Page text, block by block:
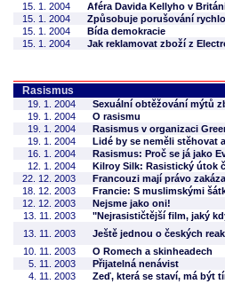
15. 1. 2004
Aféra Davida Kellyho v
15. 1. 2004
Způsobuje porušování
15. 1. 2004
Bída demokracie
15. 1. 2004
Jak reklamovat zboží z
Rasismus
19. 1. 2004
Sexuální obtěžování mýtů
19. 1. 2004
O rasismu
19. 1. 2004
Rasismus v organizaci
19. 1. 2004
Lidé by se neměli stěhovat
16. 1. 2004
Rasismus: Proč se já jako
12. 1. 2004
Kilroy Silk: Rasistický útok
22. 12. 2003
Francouzi mají právo
18. 12. 2003
Francie: S muslimskými
12. 12. 2003
Nejsme jako oni!
13. 11. 2003
"Nejrasističtější film, jaký
13. 11. 2003
Ještě jednou o českých
10. 11. 2003
O Romech a skinheadech
5. 11. 2003
Přijatelná nenávist
4. 11. 2003
Zeď, která se staví, má být